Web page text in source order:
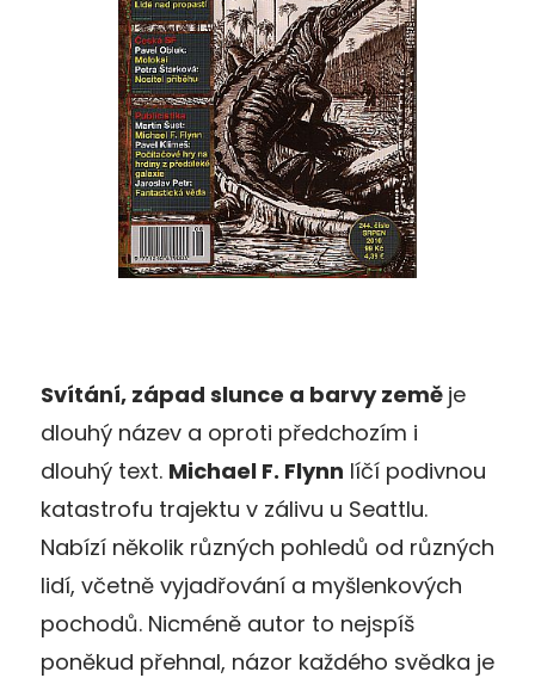
Svítání, západ slunce a barvy země je
dlouhý název a oproti předchozím i
dlouhý text. Michael F. Flynn líčí podivnou
katastrofu trajektu v zálivu u Seattlu.
Nabízí několik různých pohledů od různých
lidí, včetně vyjadřování a myšlenkových
pochodů. Nicméně autor to nejspíš
poněkud přehnal, názor každého svědka je